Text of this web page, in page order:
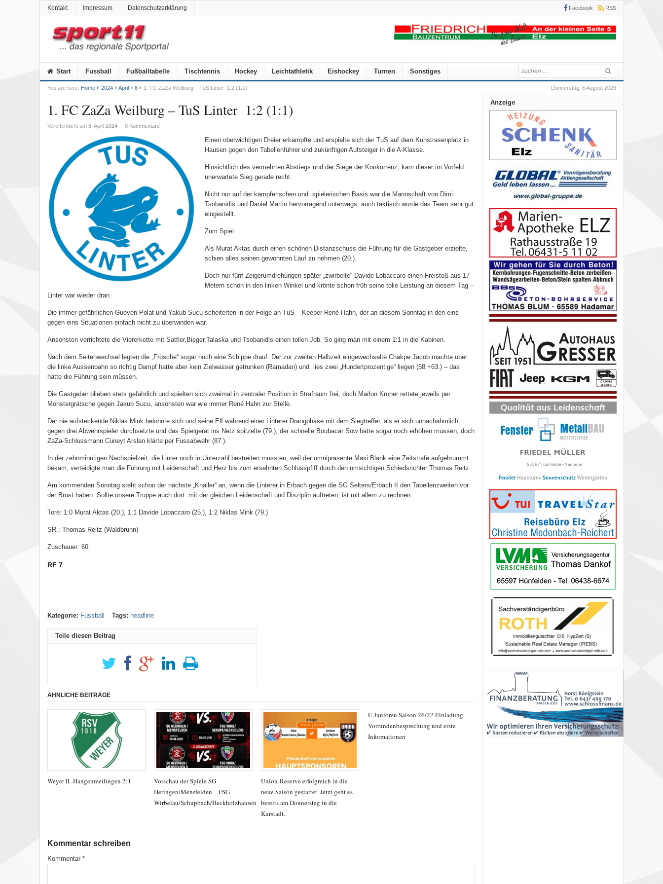
Kontakt Impressum Datenschutzerklärung Facebook RSS
Start Fussball Fußballtabelle Tischtennis Hockey Leichtathletik Eishockey Turnen Sonstiges
Donnerstag, 6 August 2026
You are here: Home 2024 April 8 1. FC ZaZa Weilburg – TuS Linter 1:2 (1:1)
1. FC ZaZa Weilburg – TuS Linter 1:2 (1:1)
Veröffentlicht am 8. April 2024 | 0 Kommentare
Einen oberwichtigen Dreier erkämpfte und erspielte sich der TuS auf dem Kunstrasenplatz in
Hausen gegen den Tabellenführer und zukünftigen Aufsteiger in die A-Klasse.
Hinsichtlich des vermehrten Abstiegs und der Siege der Konkurrenz, kam dieser im Vorfeld
unerwartete Sieg gerade recht.
Nicht nur auf der kämpferischen und spielerischen Basis war die Mannschaft von Dimi
Tsobanidis und Daniel Martin hervorragend unterwegs, auch taktisch wurde das Team sehr gut
eingestellt.
Zum Spiel:
Als Murat Aktas durch einen schönen Distanzschuss die Führung für die Gastgeber erzielte,
schien alles seinen gewohnten Lauf zu nehmen (20.).
Doch nur fünf Zeigerumdrehungen später „zwirbelte“ Davide Lobaccaro einen Freistoß aus 17
Metern schön in den linken Winkel und krönte schon früh seine tolle Leistung an diesem Tag –
Linter war wieder dran.
Die immer gefährlichen Gueven Polat und Yakub Sucu scheiterten in der Folge an TuS – Keeper Renè Hahn, der an diesem Sonntag in den eins-
gegen eins Situationen einfach nicht zu überwinden war.
Ansonsten verrichtete die Viererkette mit Sattler,Bieger,Talaska und Tsobanidis einen tollen Job. So ging man mit einem 1:1 in die Kabinen.
Nach dem Seitenwechsel legten die „Frösche“ sogar noch eine Schippe drauf. Der zur zweiten Halbzeit eingewechselte Chakpe Jacob machte über
die linke Aussenbahn so richtig Dampf hatte aber kein Zielwasser getrunken (Ramadan) und lies zwei „Hundertprozentige“ liegen (58.+63.) – das
hätte die Führung sein müssen.
Die Gastgeber blieben stets gefährlich und spielten sich zweimal in zentraler Position in Strafraum frei, doch Marlon Kröner rettete jeweils per
Monstergrätsche gegen Jakub Sucu, ansonsten war wie immer René Hahn zur Stelle.
Der nie aufsteckende Niklas Mink belohnte sich und seine Elf während einer Linterer Drangphase mit dem Siegtreffer, als er sich unnachahmlich
gegen drei Abwehrspieler durchsetzte und das Spielgerät ins Netz spitzelte (79.), der schnelle Boubacar Sow hätte sogar noch erhöhen müssen, doch
ZaZa-Schlussmann Cüneyt Arslan klärte per Fussabwehr (87.).
In der zehnminütigen Nachspielzeit, die Linter noch in Unterzahl bestreiten mussten, weil der omnipräsente Maxi Blank eine Zeitstrafe aufgebrummt
bekam, verteidigte man die Führung mit Leidenschaft und Herz bis zum ersehnten Schlusspfiff durch den umsichtigen Schiedsrichter Thomas Reitz.
Am kommenden Sonntag steht schon der nächste „Knaller“ an, wenn die Linterer in Erbach gegen die SG Selters/Erbach II den Tabellenzweiten vor
der Brust haben. Sollte unsere Truppe auch dort mit der gleichen Leidenschaft und Disziplin auftreten, ist mit allem zu rechnen.
Tore: 1:0 Murat Aktas (20.), 1:1 Davide Lobaccaro (25.), 1:2 Niklas Mink (79.)
SR.: Thomas Reitz (Waldbrunn)
Zuschauer: 60
RF 7
.
Kategorie: Fussball Tags: headline
Teile diesen Beitrag
ÄHNLICHE BEITRÄGE
Weyer II -Hangenmeilingen 2:1
Vorschau der Spiele SG
Heringen/Mensfelden – FSG
Wirbelau/Schupbach/Heckholzhausen
Union-Reserve erfolgreich in die
neue Saison gestartet. Jetzt geht es
bereits am Donnerstag in die
Kurstadt.
E-Junioren Saison 26/27 Einladung
Vorrundenbesprechung und erste
Informationen
Kommentar schreiben
Kommentar *
Anzeige